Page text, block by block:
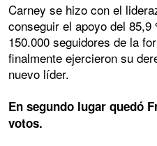
Carney se hizo con el
conseguir el apoyo del
150.000 seguidores de la
finalmente ejercieron su
nuevo líder.
En segundo lugar quedó
votos.